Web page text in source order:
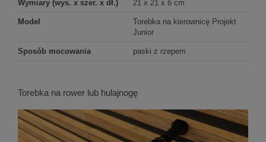
Wymiary (wys. x szer. x dł.) 21 x 21 x 6 cm
Model
Torebka na kierownicę Projekt
Junior
Sposób mocowania paski z rzepem
Torebka na rower lub hulajnogę